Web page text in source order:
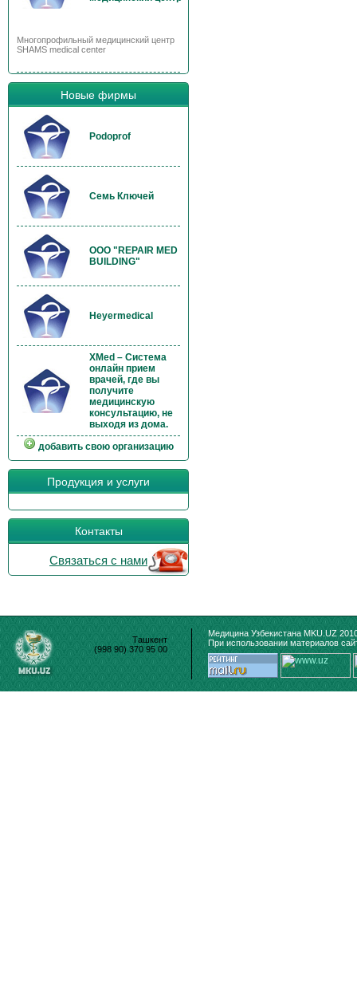
Многопрофильный медицинский центр
SHAMS medical center
Новые фирмы
Podoprof
Семь Ключей
OOO "REPAIR MED
BUILDING"
Heyermedical
XMed – Система
онлайн прием
врачей, где вы
получите
медицинскую
консультацию, не
выходя из дома.
добавить свою организацию
Продукция и услуги
Контакты
Связаться с нами
Ташкент
(998 90) 370 95 00
Медицина Узбекистана MKU.UZ
При использовании материалов